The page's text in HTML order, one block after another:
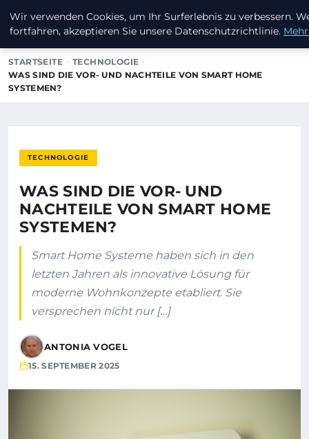
INVESTORENKAPITAL24
STARTSEITE
TECHNOLOGIE
WAS SIND DIE VOR- UND NACHTEILE VON SMART HOME
SYSTEMEN?
TECHNOLOGIE
WAS SIND DIE VOR- UND
NACHTEILE VON SMART HOME
SYSTEMEN?
Smart Home Systeme haben sich in den
letzten Jahren als innovative Lösung für
moderne Wohnkonzepte etabliert. Sie
versprechen nicht nur […]
ANTONIA VOGEL
15. SEPTEMBER 2025
Wir verwenden Cookies, um Ihr Surferlebnis zu verbessern.
fortfahren, akzeptieren Sie unsere Datenschutzrichtlinie.